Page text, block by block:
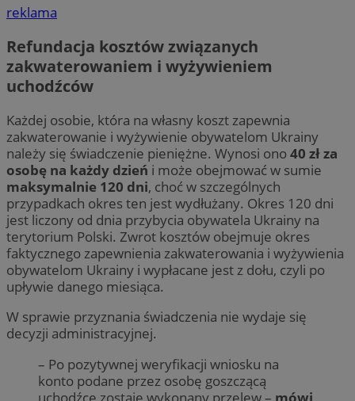
reklama
Refundacja kosztów związanych
zakwaterowaniem i wyżywieniem
uchodźców
Każdej osobie, która na własny koszt zapewnia
zakwaterowanie i wyżywienie obywatelom Ukrainy
należy się świadczenie pieniężne. Wynosi ono40 zł za
osobę na każdy dzień i może obejmować w sumie
maksymalnie 120 dni, choć w szczególnych
przypadkach okres ten jest wydłużany. Okres 120 dni
jest liczony od dnia przybycia obywatela Ukrainy na
terytorium Polski. Zwrot kosztów obejmuje okres
faktycznego zapewnienia zakwaterowania i wyżywienia
obywatelom Ukrainy i wypłacane jest z dołu, czyli po
upływie danego miesiąca.
W sprawie przyznania świadczenia nie wydaje się
decyzji administracyjnej.
– Po pozytywnej weryfikacji wniosku na
konto podane przez osobę goszczącą
uchodźcę zostaje wykonany przelew – mówi